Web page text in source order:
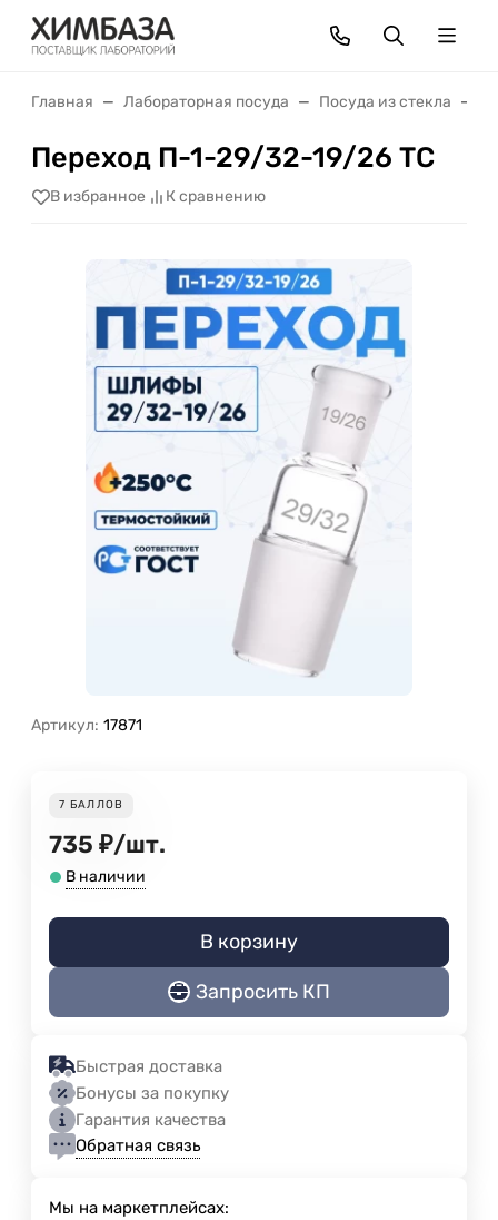
Главная Лабораторная посуда Посуда из стекла
Переход П-1-29/32-19/26 ТС
В избранное К сравнению
Артикул: 17871
7 БАЛЛОВ
735 ₽/шт.
В наличии
В корзину
Запросить КП
Быстрая доставка
Бонусы за покупку
Гарантия качества
Обратная связь
Мы на маркетплейсах: